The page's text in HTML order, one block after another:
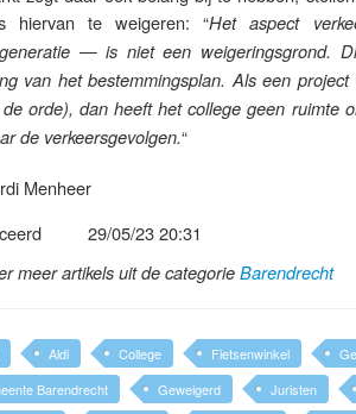
hiervan te weigeren: “Het aspect
— is niet een weigeringsgrond.
van het bestemmingsplan. Als een
orde), dan heeft het college geen ruimte
de verkeersgevolgen.“
Menheer
29/05/23 20:31
meer artikels uit de categorie Barendrecht
Aldi College Fietsenwinkel
Barendrecht
Geweigerd Juristen